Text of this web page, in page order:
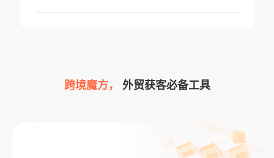
跨境魔方， 外贸获客必备工具